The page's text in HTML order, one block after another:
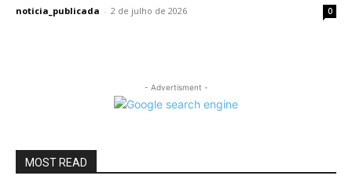
noticia_publicada - 2 de julho de 2026 0
- Advertisment -
MOST READ